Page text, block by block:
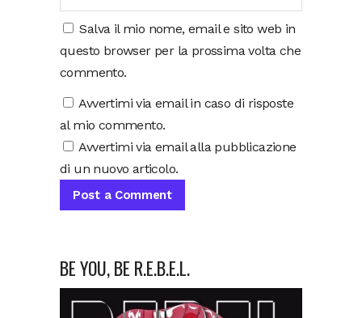
Salva il mio nome, email e sito web in
questo browser per la prossima volta che
commento.
Avvertimi via email in caso di risposte
al mio commento.
Avvertimi via email alla pubblicazione
di un nuovo articolo.
BE YOU, BE R.E.B.E.L.